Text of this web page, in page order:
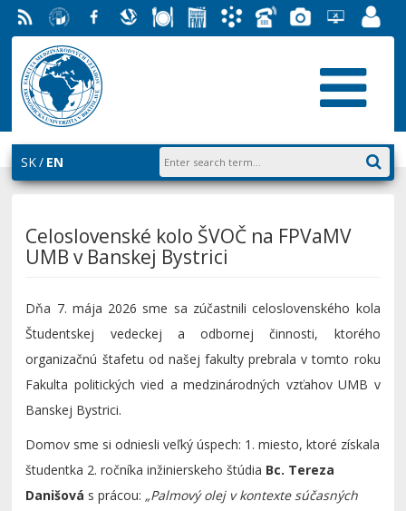
RSS University
of
Economics
in
Bratislava
Facebook
SlovakDiningStudentAcademic
PhoneGalleryHelpdesk
EUBAPortal
SK EN
Celoslovenské kolo ŠVOČ na FPVaMV
UMB v Banskej Bystrici
Dňa 7. mája 2026 sme sa zúčastnili celoslovenského kola
Študentskej vedeckej a odbornej činnosti, ktorého
organizačnú štafetu od našej fakulty prebrala v tomto roku
Fakulta politických vied a medzinárodných vzťahov UMB v
Banskej Bystrici.
Domov sme si odniesli veľký úspech: 1. miesto, ktoré získala
študentka 2. ročníka inžinierskeho štúdia Bc. Tereza
Danišová s prácou: „Palmový olej v kontexte súčasných